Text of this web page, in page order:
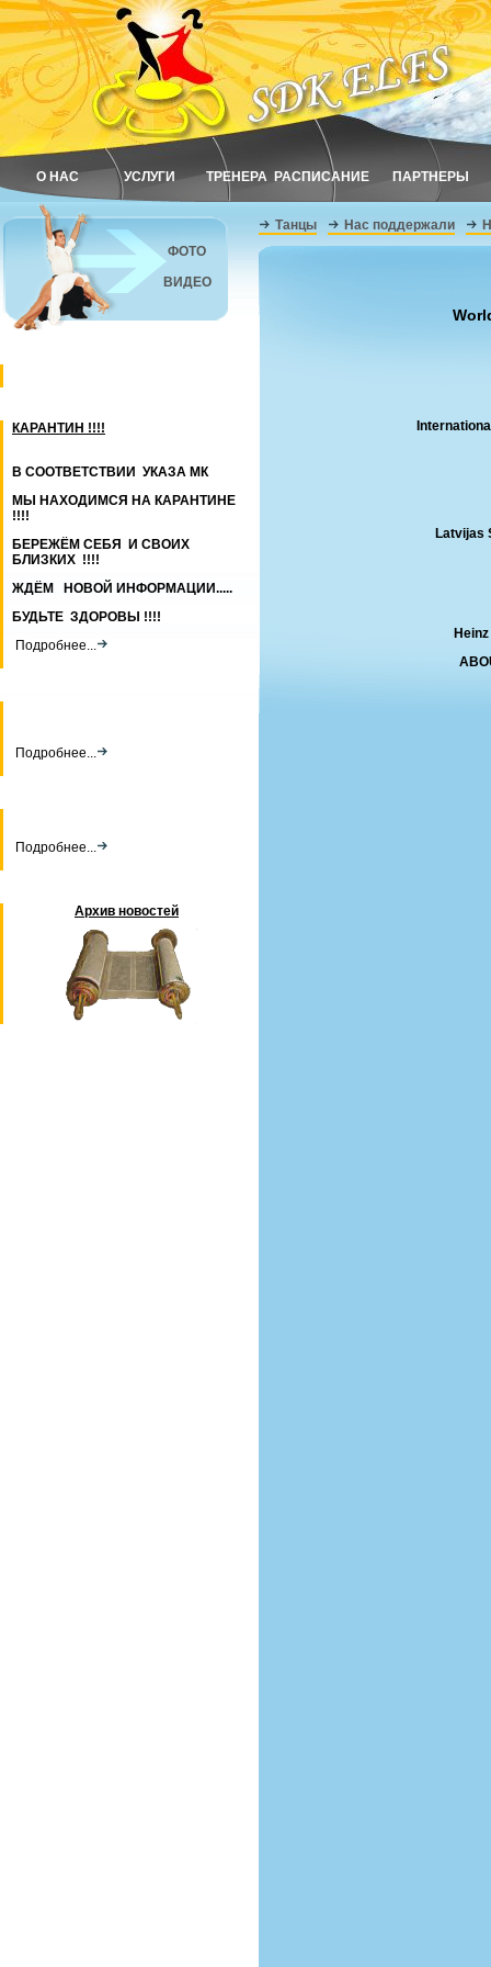
О НАС УСЛУГИ ТРЕНЕРА РАСПИСАНИЕ ПАРТНЕРЫ
ФОТО
ВИДЕО
КАРАНТИН !!!!
В СООТВЕТСТВИИ УКАЗА МК
МЫ НАХОДИМСЯ НА КАРАНТИНЕ
!!!!
БЕРЕЖЁМ СЕБЯ И СВОИХ
БЛИЗКИХ !!!!
ЖДЁМ НОВОЙ ИНФОРМАЦИИ.....
БУДЬТЕ ЗДОРОВЫ !!!!
Подробнее...
Подробнее...
Подробнее...
Архив новостей
Танцы Нас поддержали
Latvijas